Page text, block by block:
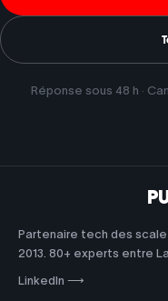
Réponse sous 48 h ·
Partenaire tech des
2013. 80+ experts entre
LinkedIn ⟶